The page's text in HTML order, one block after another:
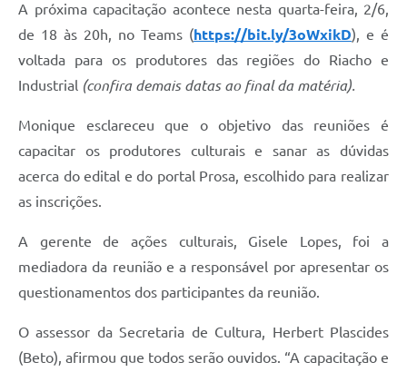
A próxima capacitação acontece nesta quarta-feira, 2/6,
de 18 às 20h, no Teams (https://bit.ly/3oWxikD), e é
voltada para os produtores das regiões do Riacho e
Industrial (confira demais datas ao final da matéria).
Monique esclareceu que o objetivo das reuniões é
capacitar os produtores culturais e sanar as dúvidas
acerca do edital e do portal Prosa, escolhido para realizar
as inscrições.
A gerente de ações culturais, Gisele Lopes, foi a
mediadora da reunião e a responsável por apresentar os
questionamentos dos participantes da reunião.
O assessor da Secretaria de Cultura, Herbert Plascides
(Beto), afirmou que todos serão ouvidos. “A capacitação e